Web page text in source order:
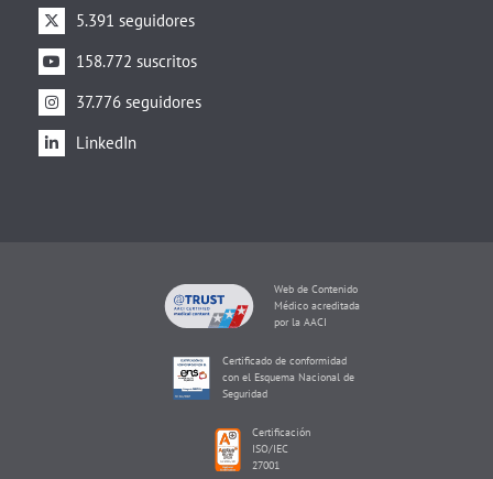
5.391 seguidores
158.772 suscritos
37.776 seguidores
LinkedIn
Web de Contenido
Médico acreditada
por la AACI
Certificado de conformidad
con el Esquema Nacional de
Seguridad
Certificación
ISO/IEC
27001